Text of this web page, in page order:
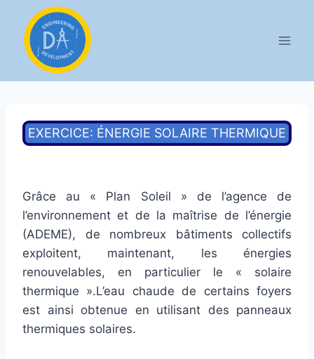
contenu
EXERCICE: ÉNERGIE SOLAIRE THERMIQUE
Grâce au « Plan Soleil » de l’agence de
l’environnement et de la maîtrise de l’énergie
(ADEME), de nombreux bâtiments collectifs
exploitent, maintenant, les énergies
renouvelables, en particulier le « solaire
thermique ».L’eau chaude de certains foyers
est ainsi obtenue en utilisant des panneaux
thermiques solaires.